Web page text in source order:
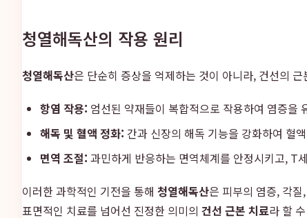
청열해독산의 작용 원리
청열해독산은 단순히 증상을 억제하는 것이 아니라, 건선의
항염 작용: 엄선된 약재들이 복합적으로 작용하여 염증을
해독 및 혈액 정화: 간과 신장의 해독 기능을 강화하여 혈
면역 조절: 과민하게 반응하는 면역체계를 안정시키고, T
이러한 과학적인 기전을 통해 청열해독산은 피부의 염증, 각
표면적인 치료를 넘어선 진정한 의미의 건선 근본 치료라 할